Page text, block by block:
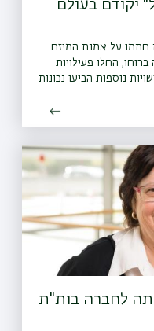
יקודם בעולם
חתמו על אמנת המיזם
החלו פעילויות
חינוך ואכיפה ברשויות ו-30 רשויות נוספות הביעו נכונות
לחברה בות"ת